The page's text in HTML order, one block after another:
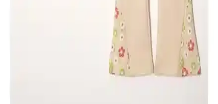
Kız Çocuklar İçin En İyi Panduf Modelleri
Karşılaştırması ve Seçim Rehberi
İki popüler kız çocuk pandufu modeli detaylı karşılaştırmasıyla,
konfor, güvenlik ve kullanım kolaylığı kriterleriyle en iyi seçimi
Zepkids Kız Çocuk Takımları Karşılaştırması: